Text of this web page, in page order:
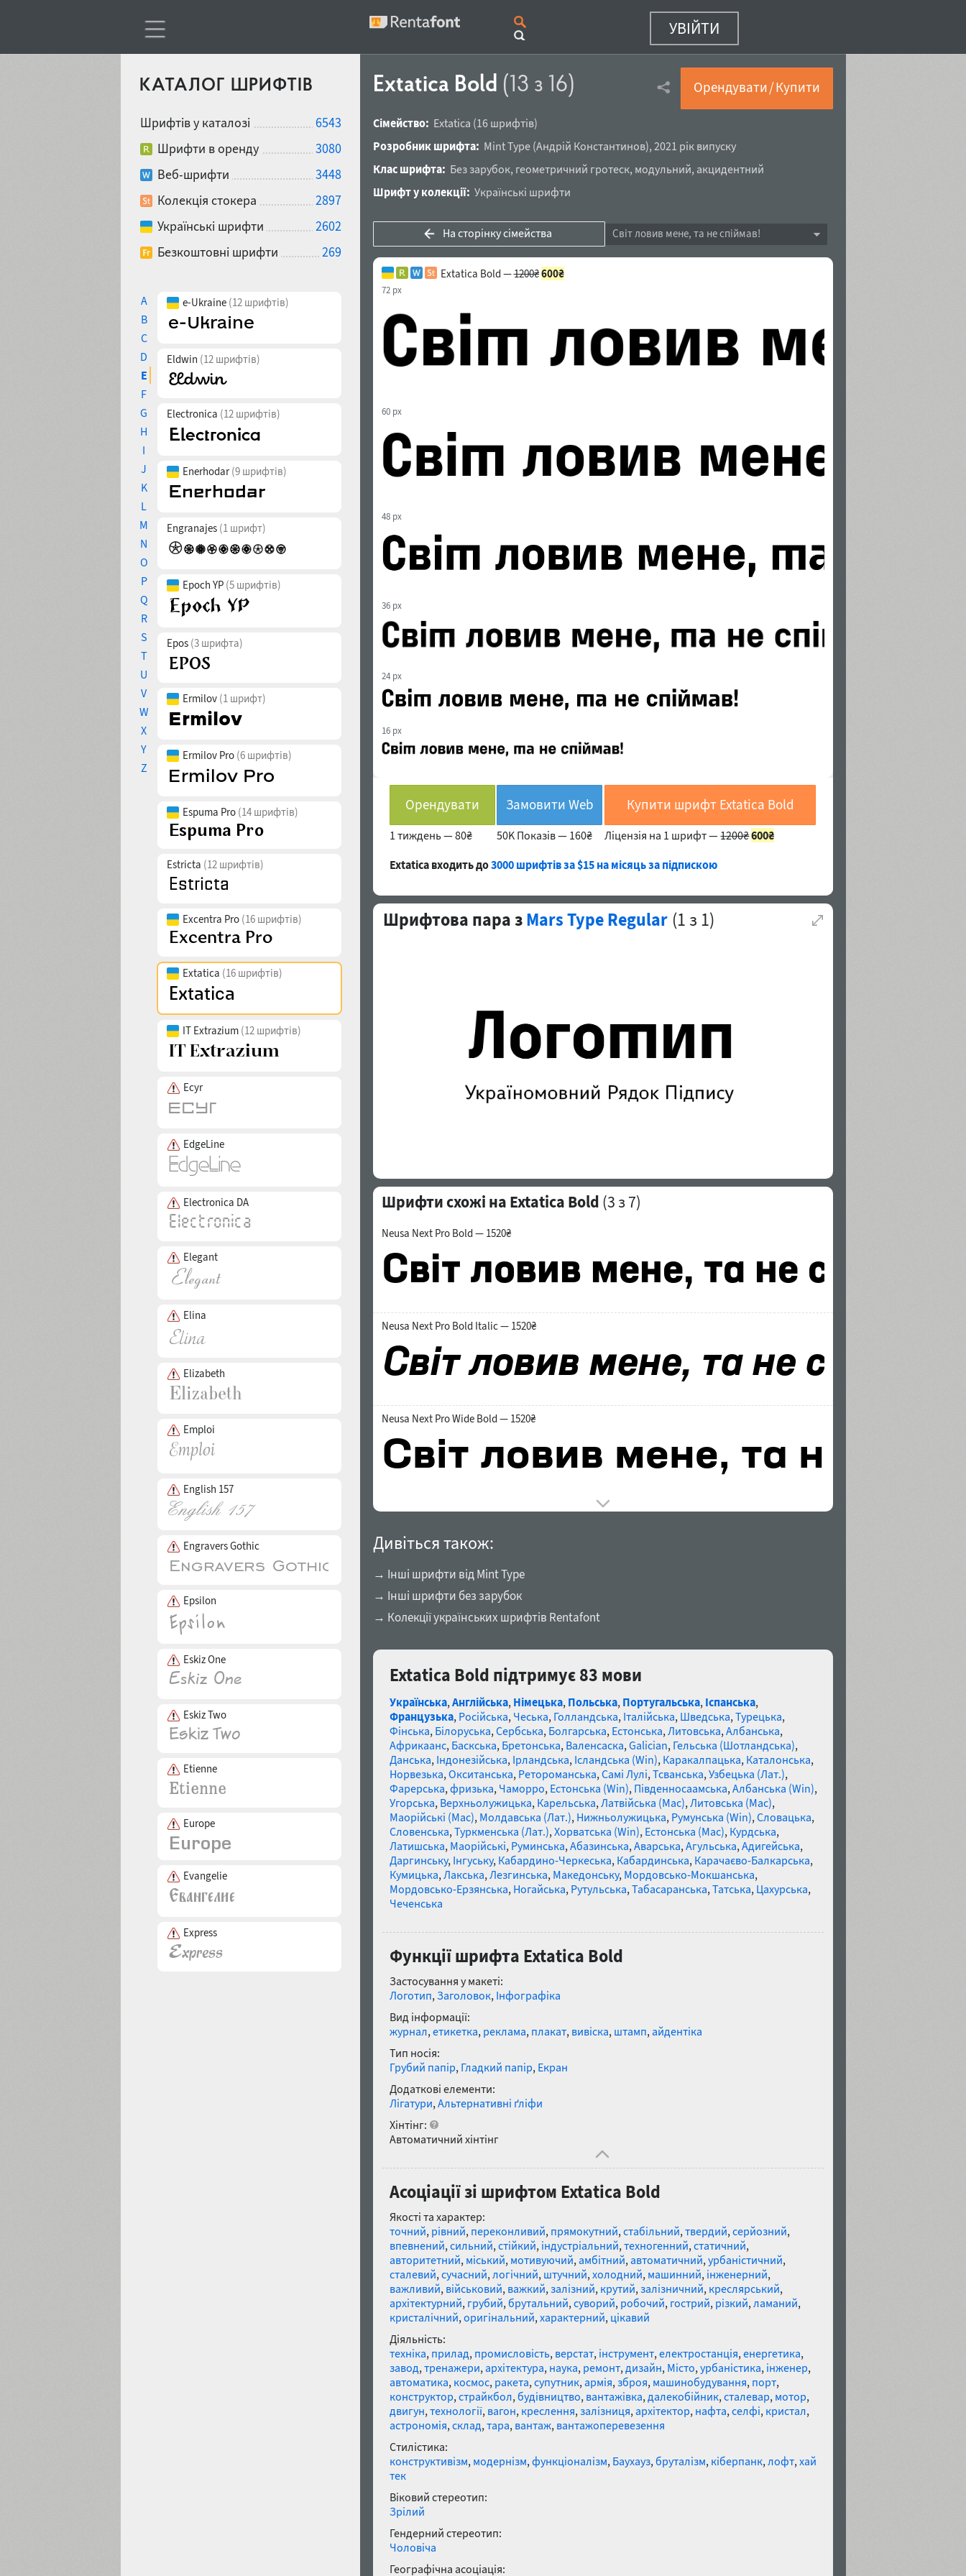
УВІЙТИ
КАТАЛОГ ШРИФТІВ
Шрифтів у каталозі
6543
Шрифти в оренду
3080
Веб-шрифти
3448
Колекція стокера
2897
Українські шрифти
2602
Безкоштовні шрифти
269
A
B
C
D
E
F
G
H
I
J
K
L
M
N
O
P
Q
R
S
T
U
V
W
X
Y
Z
e-Ukraine (12 шрифтів)
Eldwin (12 шрифтів)
Electronica (12 шрифтів)
Enerhodar(9 шрифтів)
Engranajes (1 шрифт)
Epoch YP (5 шрифтів)
Epos (3 шрифта)
Ermilov (1 шрифт)
Ermilov Pro (6 шрифтів)
Espuma Pro (14 шрифтів)
Estricta (12 шрифтів)
Excentra Pro (16 шрифтів)
Extatica (16 шрифтів)
IT Extrazium (12 шрифтів)
Ecyr
EdgeLine
Electronica DA
Elegant
Elina
Elizabeth
Emploi
English 157
Engravers Gothic
Epsilon
Eskiz One
Eskiz Two
Etienne
Europe
Evangelie
Express
Extatica Bold (13 з 16) Орендувати / Купити
Сімейство: Extatica (16 шрифтів)
Розробник шрифта: Mint Type(Андрій Константинов), 2021 рік випуску
Клас шрифта: Без зарубок, геометричний гротеск, модульний, акцидентний
Шрифт у колекції: Українські шрифти
На сторінку сімейства Світ ловив мене, та не спіймав!
Extatica Bold —1200₴600₴
72 px
60 px
48 px
36 px
24 px
16 px
Орендувати
1 тиждень —80₴
Замовити Web
50K Показів — 160₴
Купити шрифт Extatica Bold
Ліцензія на 1 шрифт —1200₴600₴
Extatica входить до3000 шрифтів за $15 на місяць за підпискою
Шрифтова пара зMars Type Regular (1 з 1)
Шрифти схожі на Extatica Bold (3 з 7)
Neusa Next Pro Bold — 1520₴
Neusa Next Pro Bold Italic — 1520₴
Neusa Next Pro Wide Bold — 1520₴
Дивіться також:
→ Інші шрифти від Mint Type
→ Інші шрифти без зарубок
→ Колекції українських шрифтів Rentafont
Extatica Bold підтримує 83 мови
Українська,Англійська, Німецька, Польська, Португальська, Іспанська,
Французька, Російська, Чеська, Голландська, Італійська, Шведська,Турецька,
Фінська, Білоруська,Сербська, Болгарська, Естонська,Литовська,Албанська,
Африкаанс, Баскська, Бретонська, Валенсаска,Galician, Гельська (Шотландська),
Данська, Індонезійська, Ірландська, Ісландська (Win), Каракалпацька, Каталонська,
Норвезька,Окситанська, Ретороманська,Самі Лулі,Тсванська,Узбецька (Лат.),
Фарерська,фризька, Чаморро, Естонська (Win), Південносаамська,Албанська (Win),
Угорська, Верхньолужицька, Карельська,Латвійська (Mac),Литовська (Mac),
Маорійські (Mac), Молдавська (Лат.), Нижньолужицька, Румунська (Win),Словацька,
Словенська,Туркменська (Лат.),Хорватська (Win), Естонська (Mac), Курдська,
Латишська, Маорійські, Руминська,Абазинська,Аварська,Агульська,Адигейська,
Даргинську, Інгуську, Кабардино-Черкеська, Кабардинська, Карачаєво-Балкарська,
Кумицька,Лакська,Лезгинська, Македонську, Мордовсько-Мокшанська,
Мордовсько-Ерзянська, Ногайська, Рутульська,Табасаранська,Татська, Цахурська,
Чеченська
Функції шрифта Extatica Bold
Застосування у макеті:
Логотип,Заголовок, Інфографіка
Вид інформації:
журнал,етикетка, реклама, плакат, вивіска, штамп,айдентіка
Тип носія:
Грубий папір, Гладкий папір, Екран
Додаткові елементи:
Лігатури,Альтернативні ґліфи
Хінтінг:
Автоматичний хінтінг
Асоціації зі шрифтом Extatica Bold
Якості та характер:
точний, рівний, переконливий, прямокутний,стабільний,твердий,серйозний,
впевнений,сильний,стійкий, індустріальний,техногенний,статичний,
авторитетний, міський, мотивуючий,амбітний,автоматичний,урбаністичний,
сталевий,сучасний,логічний, штучний,холодний, машинний, інженерний,
важливий, військовий, важкий,залізний, крутий,залізничний, креслярський,
архітектурний, грубий,брутальний,суворий, робочий, гострий, різкий,ламаний,
кристалічний,оригінальний,характерний, цікавий
Діяльність:
техніка, прилад, промисловість, верстат, інструмент,електростанція,енергетика,
завод,тренажери,архітектура, наука, ремонт,дизайн, Місто,урбаністика, інженер,
автоматика, космос, ракета,супутник,армія,зброя, машинобудування, порт,
конструктор,страйкбол,будівництво, вантажівка,далекобійник,сталевар, мотор,
двигун,технології, вагон, креслення,залізниця,архітектор, нафта,селфі, кристал,
астрономія,склад,тара, вантаж, вантажоперевезення
Стилістика:
конструктивізм, модернізм,функціоналізм, Баухауз,бруталізм, кіберпанк,лофт,хай
тек
Віковий стереотип:
Зрілий
Гендерний стереотип:
Чоловіча
Географічна асоціація: